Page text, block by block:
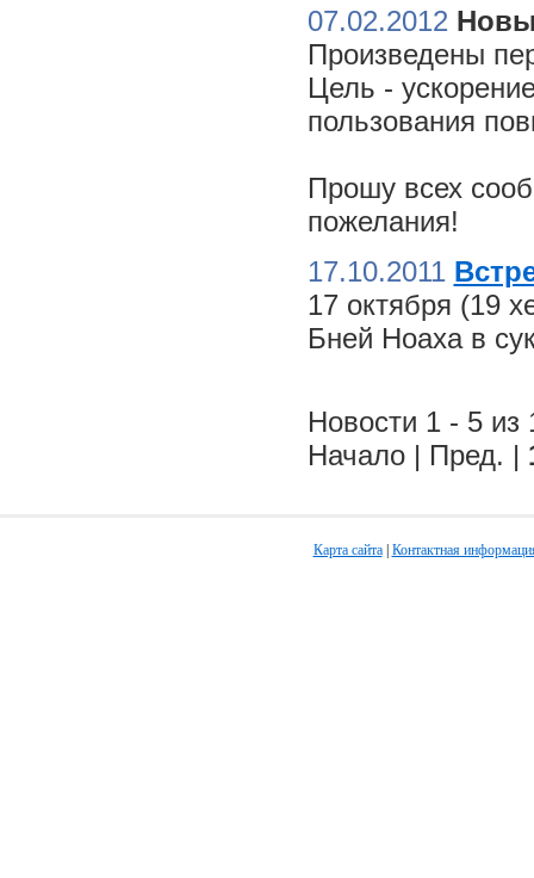
07.02.2012
Произведены
Цель -
пользования
Прошу всех
пожелания!
17.10.2011
17 октября (19
Бней Ноаха в
Новости 1 - 5 из
Начало | Пред. |
Карта сайта| Контактная